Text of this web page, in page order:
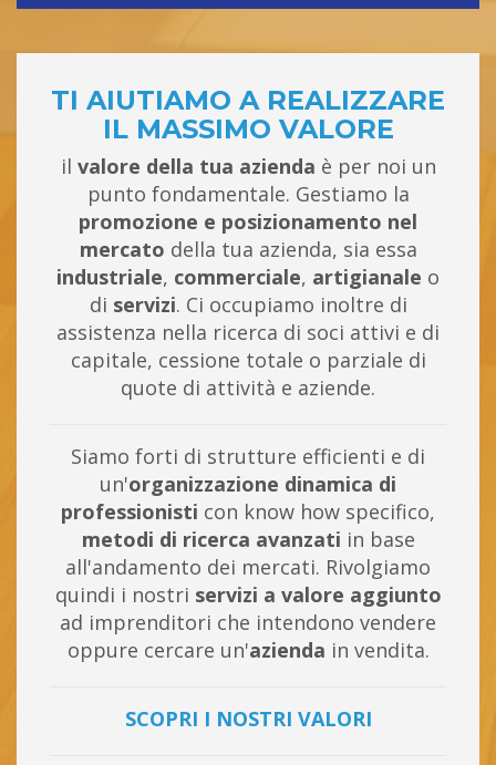
TI AIUTIAMO A REALIZZARE
IL MASSIMO VALORE
il valore della tua azienda è per noi un
punto fondamentale. Gestiamo la
promozione e posizionamento nel
mercato della tua azienda, sia essa
industriale, commerciale, artigianale o
di servizi. Ci occupiamo inoltre di
assistenza nella ricerca di soci attivi e di
capitale, cessione totale o parziale di
quote di attività e aziende.
Siamo forti di strutture efficienti e di
un'organizzazione dinamica di
professionisti con know how specifico,
metodi di ricerca avanzati in base
all'andamento dei mercati. Rivolgiamo
quindi i nostri servizi a valore aggiunto
ad imprenditori che intendono vendere
oppure cercare un'azienda in vendita.
SCOPRI I NOSTRI VALORI